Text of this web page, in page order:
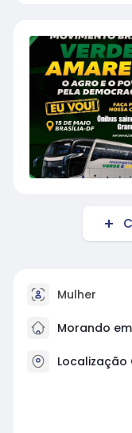
Mulher
Morando em
Localização